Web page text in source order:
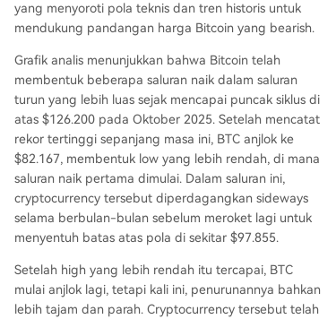
yang menyoroti pola teknis dan tren historis untuk
mendukung pandangan harga Bitcoin yang bearish.
Grafik analis menunjukkan bahwa Bitcoin telah
membentuk beberapa saluran naik dalam saluran
turun yang lebih luas sejak mencapai puncak siklus di
atas $126.200 pada Oktober 2025. Setelah mencatat
rekor tertinggi sepanjang masa ini, BTC anjlok ke
$82.167, membentuk low yang lebih rendah, di mana
saluran naik pertama dimulai. Dalam saluran ini,
cryptocurrency tersebut diperdagangkan sideways
selama berbulan-bulan sebelum meroket lagi untuk
menyentuh batas atas pola di sekitar $97.855.
Setelah high yang lebih rendah itu tercapai, BTC
mulai anjlok lagi, tetapi kali ini, penurunannya bahkan
lebih tajam dan parah. Cryptocurrency tersebut telah